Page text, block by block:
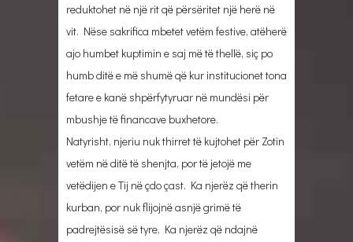
reduktohet në një rit që përsëritet një herë në
vit. Nëse sakrifica mbetet vetëm festive, atëherë
ajo humbet kuptimin e saj më të thellë, siç po
humb ditë e më shumë që kur institucionet tona
fetare e kanë shpërfytyruar në mundësi për
mbushje të financave buxhetore.
Natyrisht, njeriu nuk thirret të kujtohet për Zotin
vetëm në ditë të shenjta, por të jetojë me
vetëdijen e Tij në çdo çast. Ka njerëz që therin
kurban, por nuk flijojnë asnjë grimë të
padrejtësisë së tyre. Ka njerëz që ndajnë